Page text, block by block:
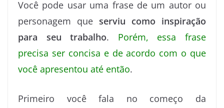
Você pode usar uma frase de um autor ou
personagem que serviu como inspiração
para seu trabalho. Porém, essa frase
precisa ser concisa e de acordo com o que
você apresentou até então.
Primeiro você fala no começo da